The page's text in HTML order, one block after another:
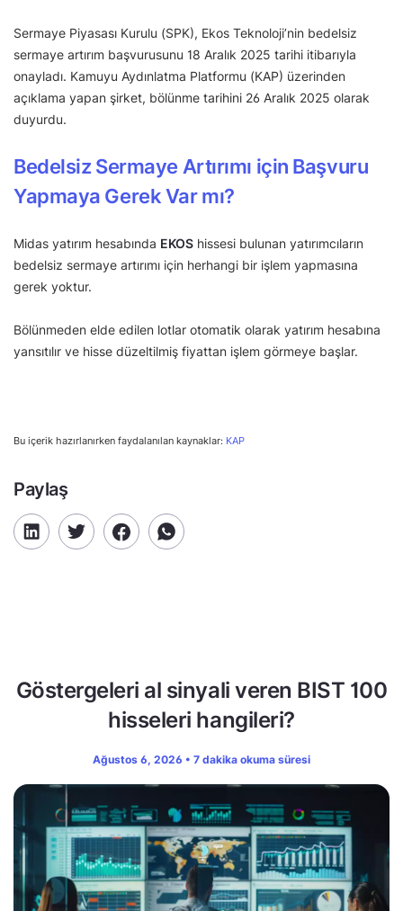
Sermaye Piyasası Kurulu (SPK), Ekos Teknoloji’nin bedelsiz
sermaye artırım başvurusunu 18 Aralık 2025 tarihi itibarıyla
onayladı. Kamuyu Aydınlatma Platformu (KAP) üzerinden
açıklama yapan şirket, bölünme tarihini 26 Aralık 2025 olarak
duyurdu.
Bedelsiz Sermaye Artırımı için Başvuru
Yapmaya Gerek Var mı?
Midas yatırım hesabında EKOS hissesi bulunan yatırımcıların
bedelsiz sermaye artırımı için herhangi bir işlem yapmasına
gerek yoktur.
Bölünmeden elde edilen lotlar otomatik olarak yatırım hesabına
yansıtılır ve hisse düzeltilmiş fiyattan işlem görmeye başlar.
Bu içerik hazırlanırken faydalanılan kaynaklar: KAP
Paylaş
Göstergeleri al sinyali veren BIST 100
hisseleri hangileri?
Ağustos 6, 2026 • 7 dakika okuma süresi